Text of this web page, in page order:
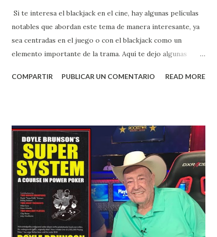
Si te interesa el blackjack en el cine, hay algunas películas
notables que abordan este tema de manera interesante, ya
sea centradas en el juego o con el blackjack como un
elemento importante de la trama. Aquí te dejo algunas
en hechos reales, sigue la historia de un grupo de
Aunque toma algunas licencias creativas, es una excelente
forma de ver el blackjack en acción. 2. **"Rain Man" (1988)**
- Aunque el foco principal de la película no es el blackjack,
el juego aparece en una de las escenas más memorables. La
historia sigue a un hombre que descubre que su hermano
autista tiene un increíble talento para el conteo de cartas y
juntos se embarcan en una travesía que involucra el juego
de casino. 3. **"The Hangover" (2009)** -...
COMPARTIR PUBLICAR UN COMENTARIO READ MORE